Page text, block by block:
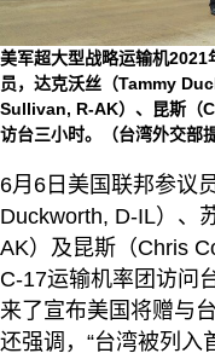
美军超大型战略运输机
员，达克沃丝（Tammy
Sullivan, R-AK）、昆斯（
访台三小时。（台湾外交部提
6月6日美国联邦参议
Duckworth, D-IL）、
AK）及昆斯（Chris
C-17运输机率团访问
来了宣布美国将赠与
还强调，“台湾被列入